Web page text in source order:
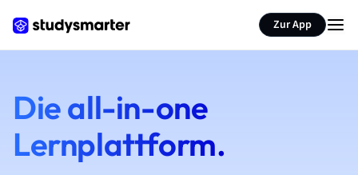
Zur App
Die all-in-one
Lernplattform.